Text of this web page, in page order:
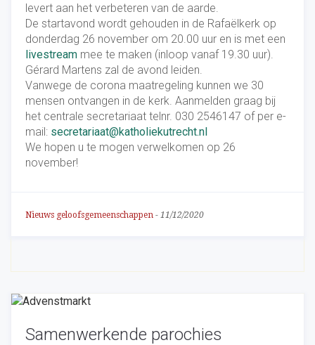
levert aan het verbeteren van de aarde.
De startavond wordt gehouden in de Rafaëlkerk op
donderdag 26 november om 20.00 uur en is met een
livestream mee te maken (inloop vanaf 19.30 uur).
Gérard Martens zal de avond leiden.
Vanwege de corona maatregeling kunnen we 30
mensen ontvangen in de kerk. Aanmelden graag bij
het centrale secretariaat telnr. 030 2546147 of per e-
mail: secretariaat@katholiekutrecht.nl
We hopen u te mogen verwelkomen op 26
november!
Nieuws geloofsgemeenschappen - 11/12/2020
Samenwerkende parochies